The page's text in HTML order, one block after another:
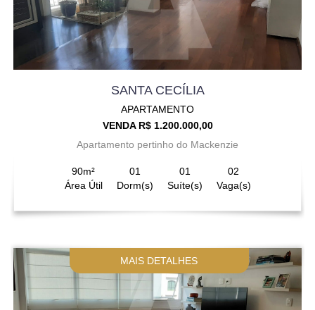
SANTA CECÍLIA
APARTAMENTO
VENDA R$ 1.200.000,00
Apartamento pertinho do Mackenzie
90m²
Área Útil
01
Dorm(s)
01
Suíte(s)
02
Vaga(s)
MAIS DETALHES